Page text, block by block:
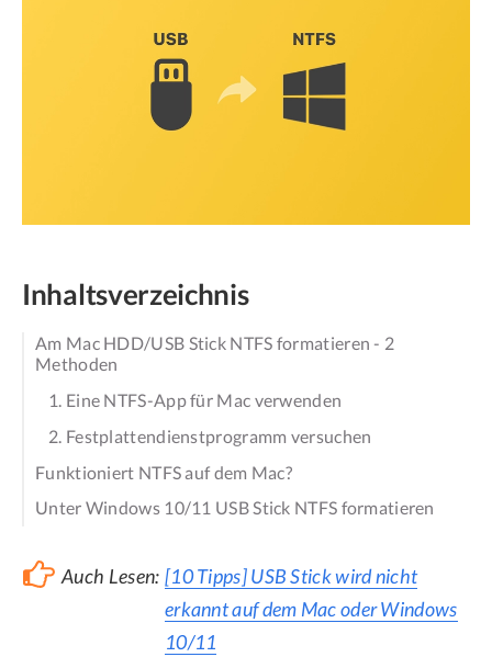
Inhaltsverzeichnis
Am Mac HDD/USB Stick NTFS formatieren - 2
Methoden
1. Eine NTFS-App für Mac verwenden
2. Festplattendienstprogramm versuchen
Funktioniert NTFS auf dem Mac?
Unter Windows 10/11 USB Stick NTFS formatieren
Auch Lesen: [10 Tipps] USB Stick wird nicht
erkannt auf dem Mac oder Windows
10/11